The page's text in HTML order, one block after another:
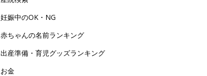
妊娠中のOK・NG
赤ちゃんの名前ランキング
出産準備・育児グッズランキング
お金